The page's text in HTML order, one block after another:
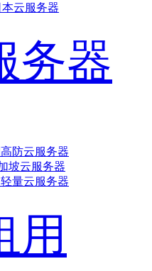
本云服务器
务器
防云服务器
坡云服务器
轻量云服务器
用